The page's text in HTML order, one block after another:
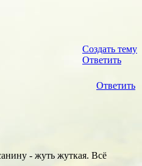
Создать тему
Ответить
Ответить
- жуть жуткая. Всё